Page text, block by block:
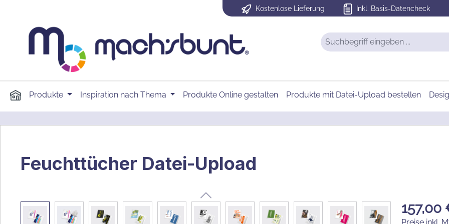
Kostenlose Lieferung Inkl. Basis-Datencheck
Produkte Inspiration nach Thema Produkte Online gestalten Produkte mit Datei-Upload bestellen
Feuchttücher Datei-Upload
Bildergalerie überspringen 157,00